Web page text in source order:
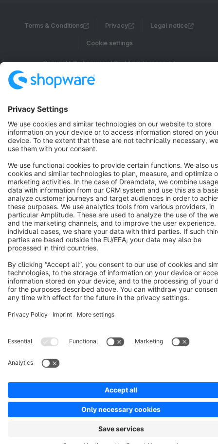
Terms & Conditions Privacy Legal notice
Cookie settings
Copyright © shopware AG - All rights reserved
Notice: * All prices are quoted net of the statutory value-added tax